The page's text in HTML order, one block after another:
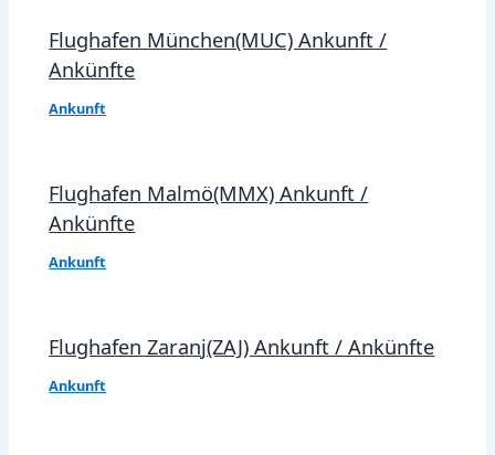
Flughafen München(MUC) Ankunft /
Ankünfte
Ankunft
Flughafen Malmö(MMX) Ankunft /
Ankünfte
Ankunft
Flughafen Zaranj(ZAJ) Ankunft / Ankünfte
Ankunft